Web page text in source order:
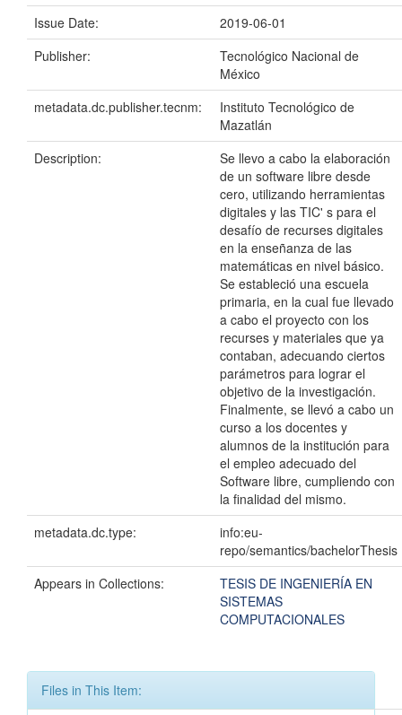
Issue Date:
2019-06-01
Publisher:
Tecnológico Nacional de
México
metadata.dc.publisher.tecnm:
Instituto Tecnológico de
Mazatlán
Description:
Se llevo a cabo la elaboración
de un software libre desde
cero, utilizando herramientas
digitales y las TIC' s para el
desafío de recurses digitales
en la enseñanza de las
matemáticas en nivel básico.
Se estableció una escuela
primaria, en la cual fue llevado
a cabo el proyecto con los
recurses y materiales que ya
contaban, adecuando ciertos
parámetros para lograr el
objetivo de la investigación.
Finalmente, se llevó a cabo un
curso a los docentes y
alumnos de la institución para
el empleo adecuado del
Software libre, cumpliendo con
la finalidad del mismo.
metadata.dc.type:
info:eu-
repo/semantics/bachelorThesis
Appears in Collections:
TESIS DE INGENIERÍA EN
SISTEMAS
COMPUTACIONALES
Files in This Item: